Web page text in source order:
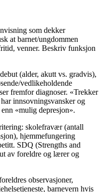
som dekker
at barnet/ungdommen
venner. Beskriv funksjon
(alder, akutt vs. gradvis),
vedlikeholdende
fremfor diagnoser. «Trekker
innsovningsvansker og
«mulig depresjon».
skolefravær (antall
hjemmefungering
SDQ (Strengths and
av foreldre og lærer og
observasjoner,
barnevern hvis